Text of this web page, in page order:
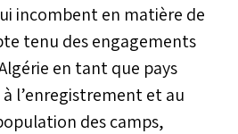
incombent en matière de
tenu des engagements
en tant que pays
l’enregistrement et au
des camps,